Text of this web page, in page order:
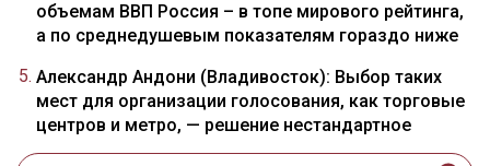
объемам ВВП Россия – в топе мирового рейтинга,
а по среднедушевым показателям гораздо ниже
Александр Андони (Владивосток): Выбор таких
мест для организации голосования, как торговые
центров и метро, — решение нестандартное